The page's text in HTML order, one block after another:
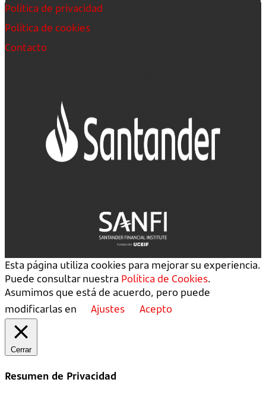
Política de privacidad
Política de cookies
Contacto
Esta página utiliza cookies para mejorar su experiencia.
Puede consultar nuestra Política de Cookies.
Asumimos que está de acuerdo, pero puede
modificarlas en
Ajustes Acepto
Cerrar
Resumen de Privacidad